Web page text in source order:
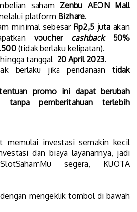
saham Zenbu AEON Mall
platform Bizhare.
minimal sebesarRp2,5 juta akan
voucher cashback50%
(tidak berlaku kelipatan).
tanggal 20 April 2023.
berlaku jika pendanaantidak
promo ini dapat berubah
tanpa pemberitahuan terlebih
memulai investasi semakin kecil
dan biaya layanannya, jadi
segera, KUOTA
mengeklik tombol di bawah